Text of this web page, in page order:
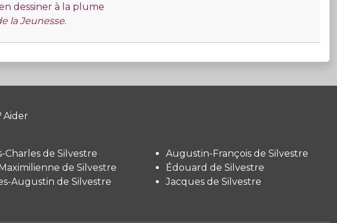
dessiner à la plume
la Jeunesse.
Aider
Charles de Silvestre
de Silvestre
Augustin de Silvestre
Augustin-François de Silvestre
Édouard de Silvestre
Jacques de Silvestre